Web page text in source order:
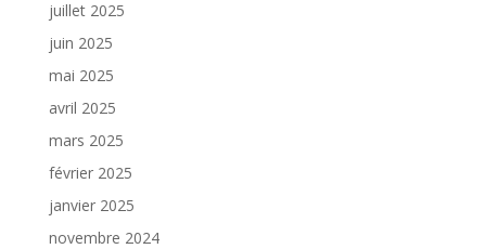
juillet 2025
juin 2025
mai 2025
avril 2025
mars 2025
février 2025
janvier 2025
novembre 2024